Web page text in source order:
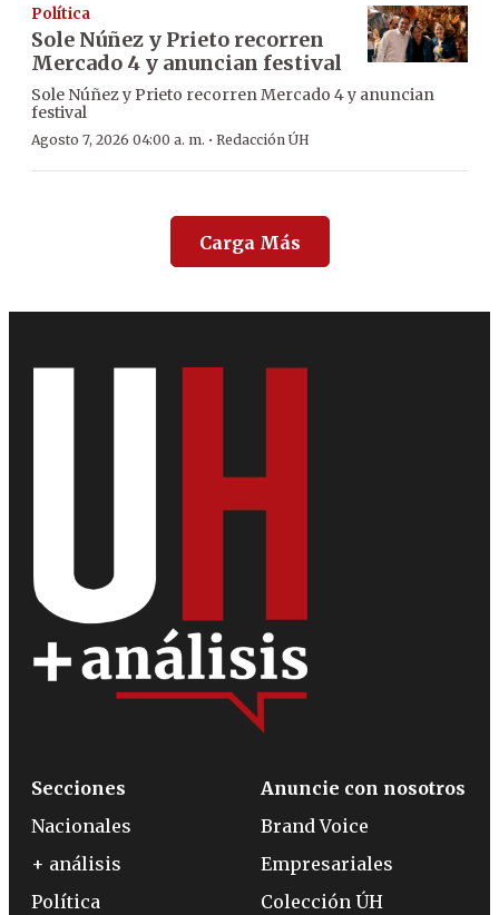
Política
Sole Núñez y Prieto recorren
Mercado 4 y anuncian festival
Sole Núñez y Prieto recorren Mercado 4 y anuncian
festival
Agosto 7, 2026 04:00 a. m. · Redacción ÚH
Carga Más
Secciones
Nacionales
+ análisis
Política
Anuncie con nosotros
Brand Voice
Empresariales
Colección ÚH